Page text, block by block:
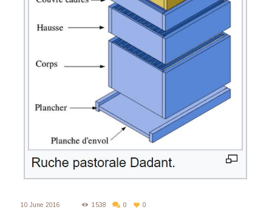
10 June 2016 1538 0 0